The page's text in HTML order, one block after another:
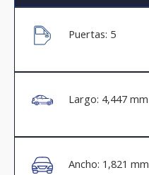
Puertas: 5
Largo: 4,447 mm
Ancho: 1,821 mm